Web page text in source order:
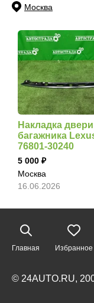
Москва
Накладка двери
багажника
76801-30240
5 000
Москва
16.06.2026
Главная Избранное
© 24AUTO.RU,